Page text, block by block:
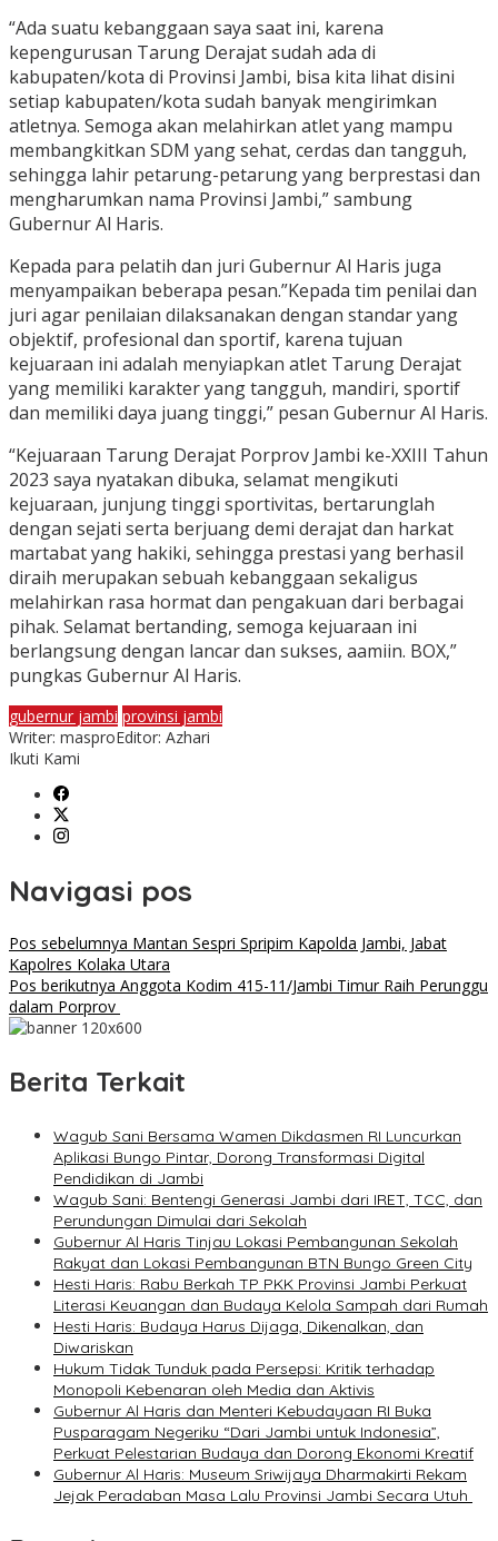
“Ada suatu kebanggaan saya saat ini, karena
kepengurusan Tarung Derajat sudah ada di
kabupaten/kota di Provinsi Jambi, bisa kita lihat disini
setiap kabupaten/kota sudah banyak mengirimkan
atletnya. Semoga akan melahirkan atlet yang mampu
membangkitkan SDM yang sehat, cerdas dan tangguh,
sehingga lahir petarung-petarung yang berprestasi dan
mengharumkan nama Provinsi Jambi,” sambung
Gubernur Al Haris.
Kepada para pelatih dan juri Gubernur Al Haris juga
menyampaikan beberapa pesan.”Kepada tim penilai dan
juri agar penilaian dilaksanakan dengan standar yang
objektif, profesional dan sportif, karena tujuan
kejuaraan ini adalah menyiapkan atlet Tarung Derajat
yang memiliki karakter yang tangguh, mandiri, sportif
dan memiliki daya juang tinggi,” pesan Gubernur Al Haris.
“Kejuaraan Tarung Derajat Porprov Jambi ke-XXIII Tahun
2023 saya nyatakan dibuka, selamat mengikuti
kejuaraan, junjung tinggi sportivitas, bertarunglah
dengan sejati serta berjuang demi derajat dan harkat
martabat yang hakiki, sehingga prestasi yang berhasil
diraih merupakan sebuah kebanggaan sekaligus
melahirkan rasa hormat dan pengakuan dari berbagai
pihak. Selamat bertanding, semoga kejuaraan ini
berlangsung dengan lancar dan sukses, aamiin. BOX,”
pungkas Gubernur Al Haris.
gubernur jambi provinsi jambi
Writer: masproEditor: Azhari
Ikuti Kami
Navigasi pos
Pos sebelumnya Mantan Sespri Spripim Kapolda Jambi, Jabat
Kapolres Kolaka Utara
Pos berikutnya Anggota Kodim 415-11/Jambi Timur Raih Perunggu
dalam Porprov
Berita Terkait
Wagub Sani Bersama Wamen Dikdasmen RI Luncurkan
Aplikasi Bungo Pintar, Dorong Transformasi Digital
Pendidikan di Jambi
Wagub Sani: Bentengi Generasi Jambi dari IRET, TCC, dan
Perundungan Dimulai dari Sekolah
Gubernur Al Haris Tinjau Lokasi Pembangunan Sekolah
Rakyat dan Lokasi Pembangunan BTN Bungo Green City
Hesti Haris: Rabu Berkah TP PKK Provinsi Jambi Perkuat
Literasi Keuangan dan Budaya Kelola Sampah dari Rumah
Hesti Haris: Budaya Harus Dijaga, Dikenalkan, dan
Diwariskan
Hukum Tidak Tunduk pada Persepsi: Kritik terhadap
Monopoli Kebenaran oleh Media dan Aktivis
Gubernur Al Haris dan Menteri Kebudayaan RI Buka
Pusparagam Negeriku “Dari Jambi untuk Indonesia”,
Perkuat Pelestarian Budaya dan Dorong Ekonomi Kreatif
Gubernur Al Haris: Museum Sriwijaya Dharmakirti Rekam
Jejak Peradaban Masa Lalu Provinsi Jambi Secara Utuh